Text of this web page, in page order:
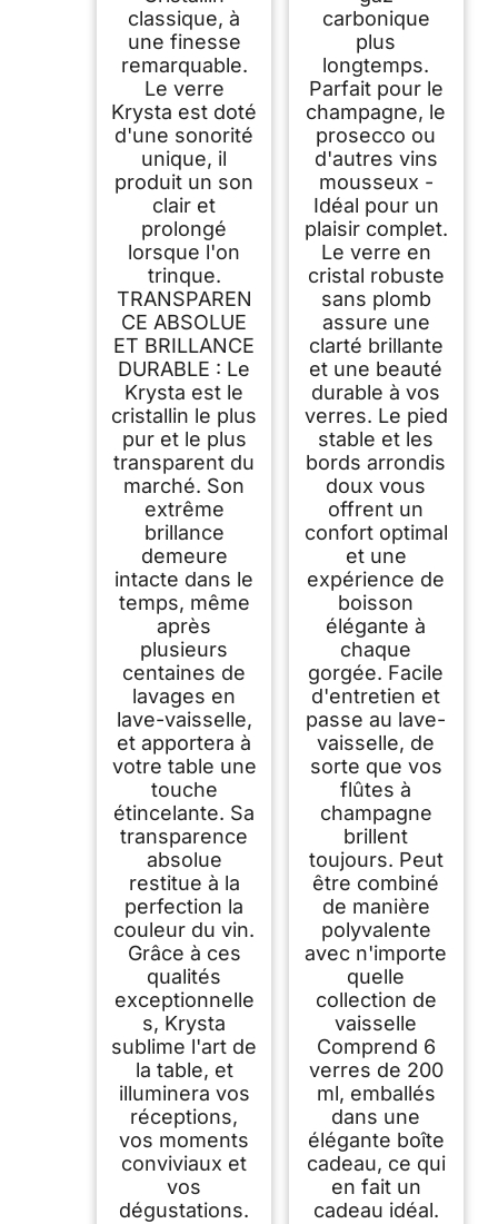
classique, à
une finesse
remarquable.
Le verre
Krysta est doté
d'une sonorité
unique, il
produit un son
clair et
prolongé
lorsque l'on
trinque.
TRANSPAREN
CE ABSOLUE
ET BRILLANCE
DURABLE : Le
Krysta est le
cristallin le plus
pur et le plus
transparent du
marché. Son
extrême
brillance
demeure
intacte dans le
temps, même
après
plusieurs
centaines de
lavages en
lave-vaisselle,
et apportera à
votre table une
touche
étincelante. Sa
transparence
absolue
restitue à la
perfection la
couleur du vin.
Grâce à ces
qualités
exceptionnelle
s, Krysta
sublime l'art de
la table, et
illuminera vos
réceptions,
vos moments
conviviaux et
vos
dégustations.
carbonique
plus
longtemps.
Parfait pour le
champagne, le
prosecco ou
d'autres vins
mousseux -
Idéal pour un
plaisir complet.
Le verre en
cristal robuste
sans plomb
assure une
clarté brillante
et une beauté
durable à vos
verres. Le pied
stable et les
bords arrondis
doux vous
offrent un
confort optimal
et une
expérience de
boisson
élégante à
chaque
gorgée. Facile
d'entretien et
passe au lave-
vaisselle, de
sorte que vos
flûtes à
champagne
brillent
toujours. Peut
être combiné
de manière
polyvalente
avec n'importe
quelle
collection de
vaisselle
Comprend 6
verres de 200
ml, emballés
dans une
élégante boîte
cadeau, ce qui
en fait un
cadeau idéal.